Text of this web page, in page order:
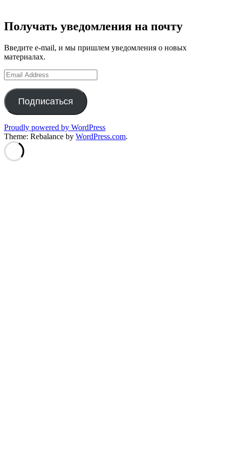
Получать уведомления на почту
Введите e-mail, и мы пришлем уведомления о новых
материалах.
Email
Address
Подписаться
Proudly powered by WordPress
Theme: Rebalance by WordPress.com.